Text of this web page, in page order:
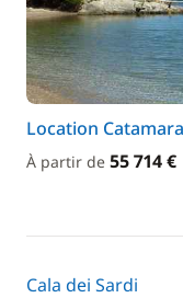
Location
À partir de 55 714 €
Cala dei Sardi